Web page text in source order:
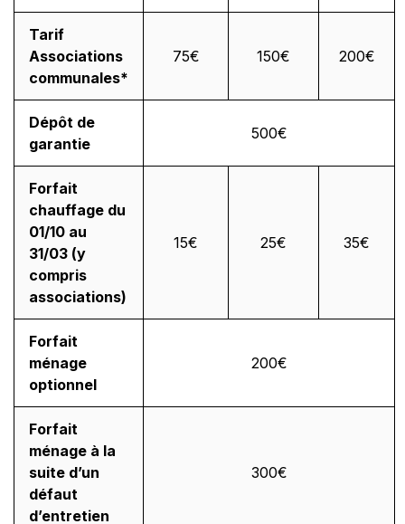
Tarif
Associations
communales*
75€ 150€ 200€
Dépôt de
garantie
500€
Forfait
chauffage du
01/10 au
31/03 (y
compris
associations)
15€ 25€ 35€
Forfait
ménage
optionnel
200€
Forfait
ménage à la
suite d’un
défaut
d’entretien
300€